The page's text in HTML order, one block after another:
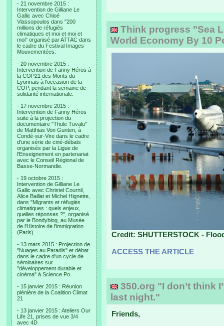
- 21 novembre 2015 :
Intervention de Gilliane Le
Gallic avec Chloé
Vlassopoulos dans "200
millions de réfugiés
climatiques et moi et moi et
moi" organisé par ATTAC dans
le cadre du Festival Images
Mouvementées.
- 20 novembre 2015 :
Intervention de Fanny Héros à
la COP21 des Monts du
Lyonnais à l'occasion de la
COP, pendant la semaine de
solidarité internationale.
- 17 novembre 2015 :
Intervention de Fanny Héros
suite à la projection du
documentaire "Thule Tuvalu"
de Matthias Von Gunten, à
Condé-sur-Vire dans le cadre
d'une série de ciné-débats
organisés par la Ligue de
l'Enseignement en partenariat
avec le Conseil Régional de
Basse-Normandie.
- 19 octobre 2015 :
Intervention de Gilliane Le
Gallic avec Christel Cournil,
Alice Baillat et Michel Hignette,
dans "Migrants et réfugiés
climatiques : quels enjeux,
quelles réponses ?", organisé
par le Bondyblog, au Musée
de l'Histoire de l'immigration
(Paris)
- 13 mars 2015 : Projection de
"Nuages au Paradis" et débat
dans le cadre d'un cycle de
séminaires sur
"développement durable et
cinéma" à Science Po.
- 15 janvier 2015 : Réunion
plénière de la Coalition Climat
21
- 13 janvier 2015 : Ateliers Our
Life 21, prises de vue 3/4
avec 4D
Think progress "Sea
World Economy By 10
Credit: SHUTTERSTOCK -
ACCESS THE ARTICLE
350.org "I don’t think
last night."
Friends,